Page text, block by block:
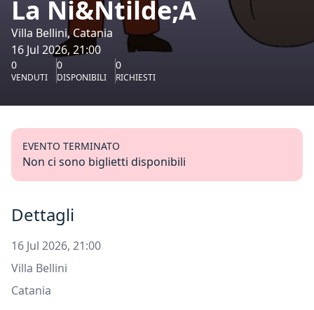
La Ni&Ntilde;A
Villa Bellini, Catania
16 Jul 2026, 21:00
0
VENDUTI
0
DISPONIBILI
0
RICHIESTI
EVENTO TERMINATO
Non ci sono biglietti disponibili
Dettagli
16 Jul 2026, 21:00
Villa Bellini
Catania